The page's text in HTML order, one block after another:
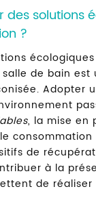
solutions
?
de bain est
Adopter
, la mise en
de
à la
de réaliser